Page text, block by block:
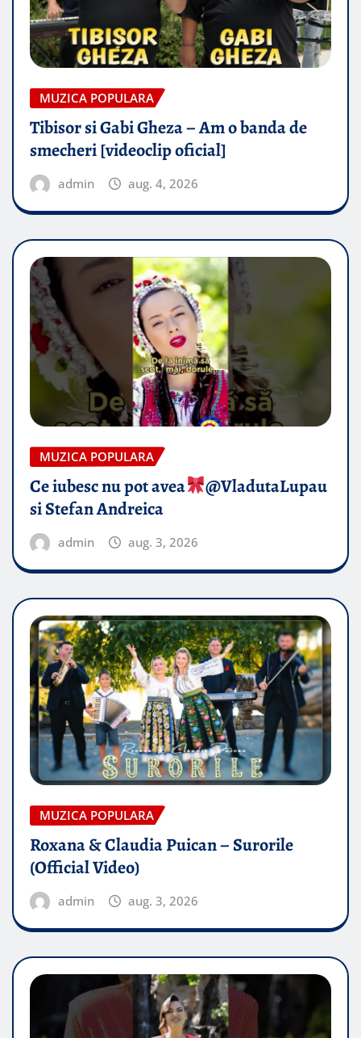
MUZICA POPULARA
Tibisor si Gabi Gheza – Am o banda de
smecheri [videoclip oficial]
admin aug. 4, 2026
MUZICA POPULARA
Ce iubesc nu pot avea
​@VladutaLupau
si Stefan Andreica
admin aug. 3, 2026
MUZICA POPULARA
Roxana & Claudia Puican – Surorile
(Official Video)
admin aug. 3, 2026